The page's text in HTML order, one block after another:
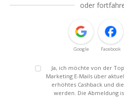
oder
Google Facebook
Ja, ich möchte von der
Marketing E-Mails über
erhöhtes Cashback und
werden. Die Abmeldung